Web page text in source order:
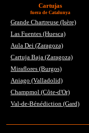
Cartujas
fuera de Catalunya
Grande Chartreuse (Isère)
Las Fuentes (Huesca)
Aula Dei (Zaragoza)
Cartuja Baja (Zaragoza)
Miraflores (Burgos)
Aniago (Valladolid)
Champmol (Côte-d'Or)
Val-de-Bénédiction (Gard)